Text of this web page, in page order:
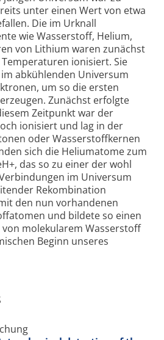
unter einen Wert von etwa
Die im Urknall
wie Wasserstoff, Helium,
von Lithium waren zunächst
ionisiert. Sie
abkühlenden Universum
um so die ersten
Zunächst erfolgte
Zeitpunkt war der
ionisiert und lag in der
oder Wasserstoffkernen
sich die Heliumatome zum
das so zu einer der wohl
im Universum
Rekombination
den nun vorhandenen
und bildete so einen
molekularem Wasserstoff
Beginn unseres